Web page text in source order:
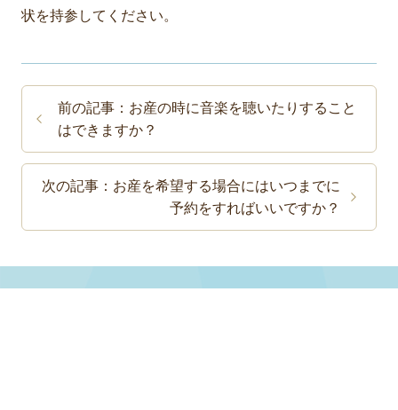
状を持参してください。
前の記事：お産の時に音楽を聴いたりすること
はできますか？
次の記事：お産を希望する場合にはいつまでに
予約をすればいいですか？